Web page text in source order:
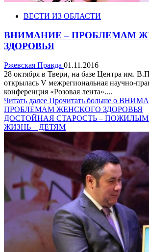
ВЕСТИ ИЗ ОБЛАСТИ
ВНИМАНИЕ – ПРОБЛЕМАМ
ЗДОРОВЬЯ
Ржевская Правда 01.11.2016
28 октября в Твери, на базе Центра им.
открылась V межрегиональная научно-
конференция «Розовая лента»....
Читать далее Прочитать больше о
ПРОБЛЕМАМ ЖЕНСКОГО ЗДОРОВЬЯ
ДОСТОЙНАЯ СТАРОСТЬ –
ЖИЗНЬ – ДЕТЯМ